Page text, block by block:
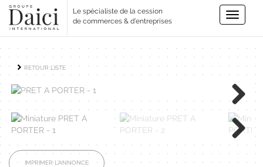
Le spécialiste de la cession
de commerces & d'entreprises
Toggle
RETOUR LISTE
Next
Next
IMPRIMER L'ANNONCE